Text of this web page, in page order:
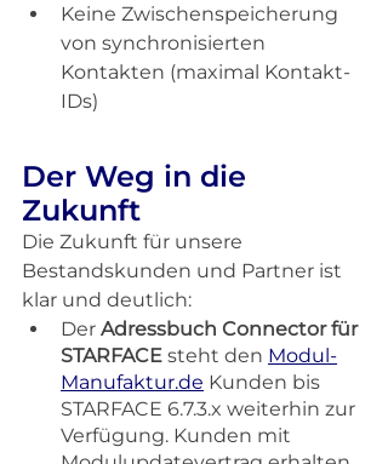
Keine Zwischenspeicherung
von synchronisierten
Kontakten (maximal Kontakt-
IDs)
Der Weg in die
Zukunft
Die Zukunft für unsere
Bestandskunden und Partner ist
klar und deutlich:
Der Adressbuch Connector für
STARFACE steht den Modul-
Manufaktur.de Kunden bis
STARFACE 6.7.3.x weiterhin zur
Verfügung. Kunden mit